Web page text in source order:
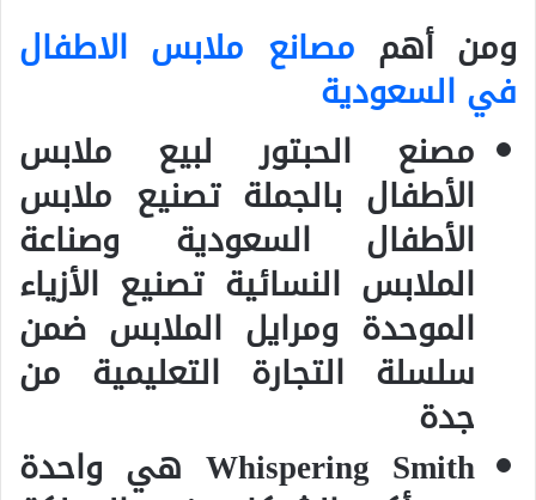
ومن أهم مصانع ملابس الاطفال
في السعودية
مصنع الحبتور لبيع ملابس
الأطفال بالجملة تصنيع ملابس
الأطفال السعودية وصناعة
الملابس النسائية تصنيع الأزياء
الموحدة ومرايل الملابس ضمن
سلسلة التجارة التعليمية من
جدة
Whispering Smith هي واحدة